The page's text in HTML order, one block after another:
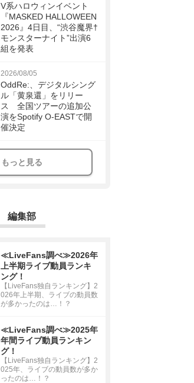
V系ハロウィンイベント
『MASKED HALLOWEEN
2026』4日目、“渋谷魔界†
モンスターナイト”出演6
組を発表
2026/08/05
OddRe:、デジタルシング
ル「黄泉還」をリリー
ス 全国ツアーの追加公
演をSpotify O-EASTで開
催決定
もっと見る
編集部
≪LiveFans調べ≫2026年
上半期ライブ動員ランキ
ング！
【LiveFans独自ランキング】2
026年上半期、ライブの動員数
が多かったのは…！？
≪LiveFans調べ≫2025年
年間ライブ動員ランキン
グ！
【LiveFans独自ランキング】2
025年、ライブの動員数が多か
ったのは…！？